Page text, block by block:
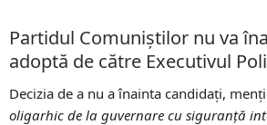
Partidul Comuniștilor nu va
adoptă de către Executivul
Decizia de a nu a înainta candidaţi,
oligarhic de la guvernare cu siguranță